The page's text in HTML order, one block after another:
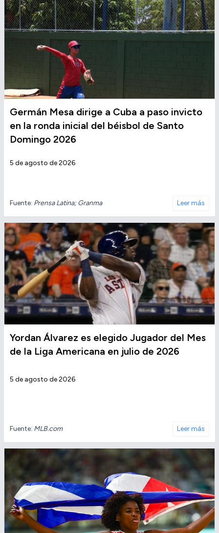
Germán Mesa dirige a Cuba a paso invicto
en la ronda inicial del béisbol de Santo
Domingo 2026
5 de agosto de 2026
Fuente: Prensa Latina; Granma Leer más
Yordan Álvarez es elegido Jugador del Mes
de la Liga Americana en julio de 2026
5 de agosto de 2026
Fuente: MLB.com Leer más